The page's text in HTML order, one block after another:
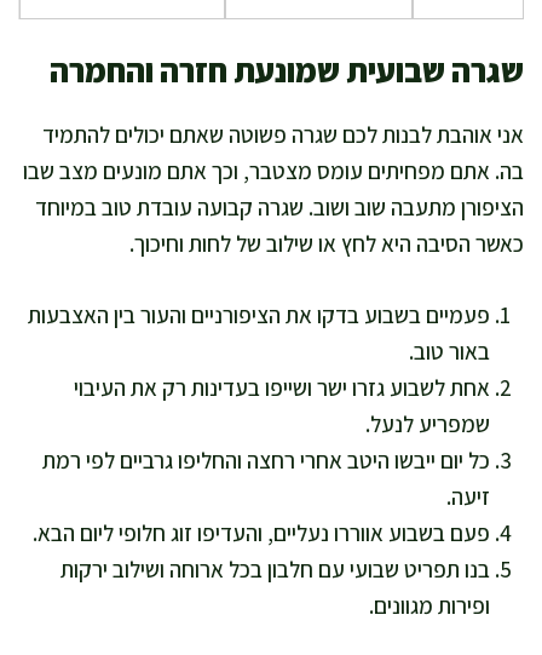
שגרה שבועית שמונעת חזרה והחמרה
אני אוהבת לבנות לכם שגרה פשוטה שאתם יכולים להתמיד
בה. אתם מפחיתים עומס מצטבר, וכך אתם מונעים מצב שבו
הציפורן מתעבה שוב ושוב. שגרה קבועה עובדת טוב במיוחד
כאשר הסיבה היא לחץ או שילוב של לחות וחיכוך.
פעמיים בשבוע בדקו את הציפורניים והעור בין האצבעות
באור טוב.
אחת לשבוע גזרו ישר ושייפו בעדינות רק את העיבוי
שמפריע לנעל.
כל יום ייבשו היטב אחרי רחצה והחליפו גרביים לפי רמת
זיעה.
פעם בשבוע אווררו נעליים, והעדיפו זוג חלופי ליום הבא.
בנו תפריט שבועי עם חלבון בכל ארוחה ושילוב ירקות
ופירות מגוונים.